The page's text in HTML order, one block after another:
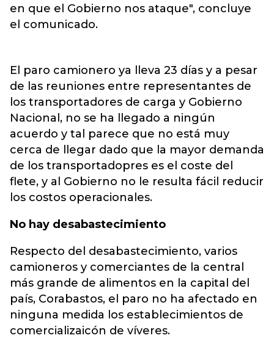
en que el Gobierno nos ataque", concluye
el comunicado.
El paro camionero ya lleva 23 días y a pesar
de las reuniones entre representantes de
los transportadores de carga y Gobierno
Nacional, no se ha llegado a ningún
acuerdo y tal parece que no está muy
cerca de llegar dado que la mayor demanda
de los transportadopres es el coste del
flete, y al Gobierno no le resulta fácil reducir
los costos operacionales.
No hay desabastecimiento
Respecto del desabastecimiento, varios
camioneros y comerciantes de la central
más grande de alimentos en la capital del
país, Corabastos, el paro no ha afectado en
ninguna medida los establecimientos de
comercializaicón de víveres.